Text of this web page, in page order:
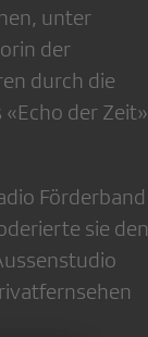
unter
der
durch die
der Zeit»
Förderband
sie den